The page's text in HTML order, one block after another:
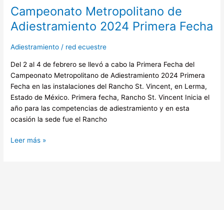
Campeonato Metropolitano de
Adiestramiento 2024 Primera Fecha
Adiestramiento / red ecuestre
Del 2 al 4 de febrero se llevó a cabo la Primera Fecha del
Campeonato Metropolitano de Adiestramiento 2024 Primera
Fecha en las instalaciones del Rancho St. Vincent, en Lerma,
Estado de México. Primera fecha, Rancho St. Vincent Inicia el
año para las competencias de adiestramiento y en esta
ocasión la sede fue el Rancho
Fecha
Leer más »